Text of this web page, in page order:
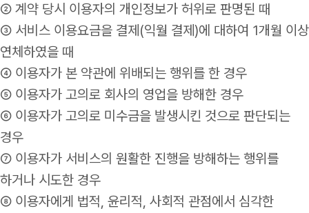
② 계약 당시 이용자의 개인정보가 허위로 판명된 때
③ 서비스 이용요금을 결제(익월 결제)에 대하여 1개월 이상
연체하였을 때
④ 이용자가 본 약관에 위배되는 행위를 한 경우
⑤ 이용자가 고의로 회사의 영업을 방해한 경우
⑥ 이용자가 고의로 미수금을 발생시킨 것으로 판단되는
경우
⑦ 이용자가 서비스의 원활한 진행을 방해하는 행위를
하거나 시도한 경우
⑧ 이용자에게 법적, 윤리적, 사회적 관점에서 심각한